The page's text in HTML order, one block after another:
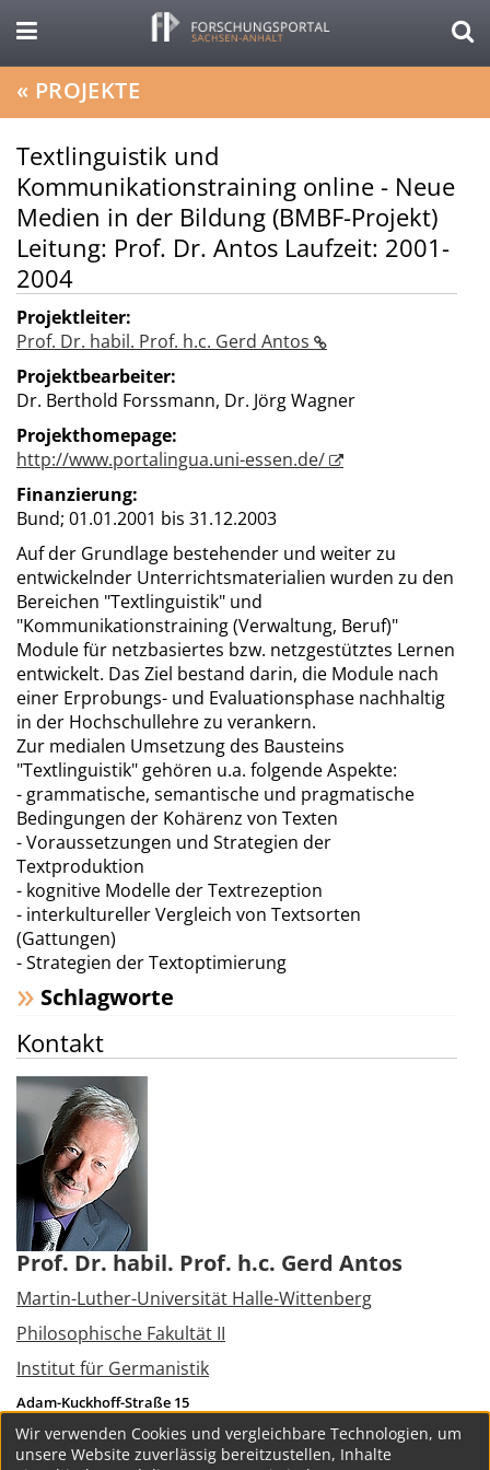
« PROJEKTE
Textlinguistik und
Kommunikationstraining online - Neue
Medien in der Bildung (BMBF-Projekt)
Leitung: Prof. Dr. Antos Laufzeit: 2001-
2004
Projektleiter:
Prof. Dr. habil. Prof. h.c. Gerd Antos
Projektbearbeiter:
Dr. Berthold Forssmann, Dr. Jörg Wagner
Projekthomepage:
http://www.portalingua.uni-essen.de/
Finanzierung:
Bund; 01.01.2001 bis 31.12.2003
Auf der Grundlage bestehender und weiter zu
entwickelnder Unterrichtsmaterialien wurden zu den
Bereichen "Textlinguistik" und
"Kommunikationstraining (Verwaltung, Beruf)"
Module für netzbasiertes bzw. netzgestütztes Lernen
entwickelt. Das Ziel bestand darin, die Module nach
einer Erprobungs- und Evaluationsphase nachhaltig
in der Hochschullehre zu verankern.
Zur medialen Umsetzung des Bausteins
"Textlinguistik" gehören u.a. folgende Aspekte:
- grammatische, semantische und pragmatische
Bedingungen der Kohärenz von Texten
- Voraussetzungen und Strategien der
Textproduktion
- kognitive Modelle der Textrezeption
- interkultureller Vergleich von Textsorten
(Gattungen)
- Strategien der Textoptimierung
Schlagworte
Kontakt
Prof. Dr. habil. Prof. h.c. Gerd Antos
Martin-Luther-Universität Halle-Wittenberg
Philosophische Fakultät II
Institut für Germanistik
Adam-Kuckhoff-Straße 15
06108
Halle (Saale)
Tel.:
+49 345 5523600
Wir verwenden Cookies und vergleichbare Technologien, um
unsere Website zuverlässig bereitzustellen, Inhalte